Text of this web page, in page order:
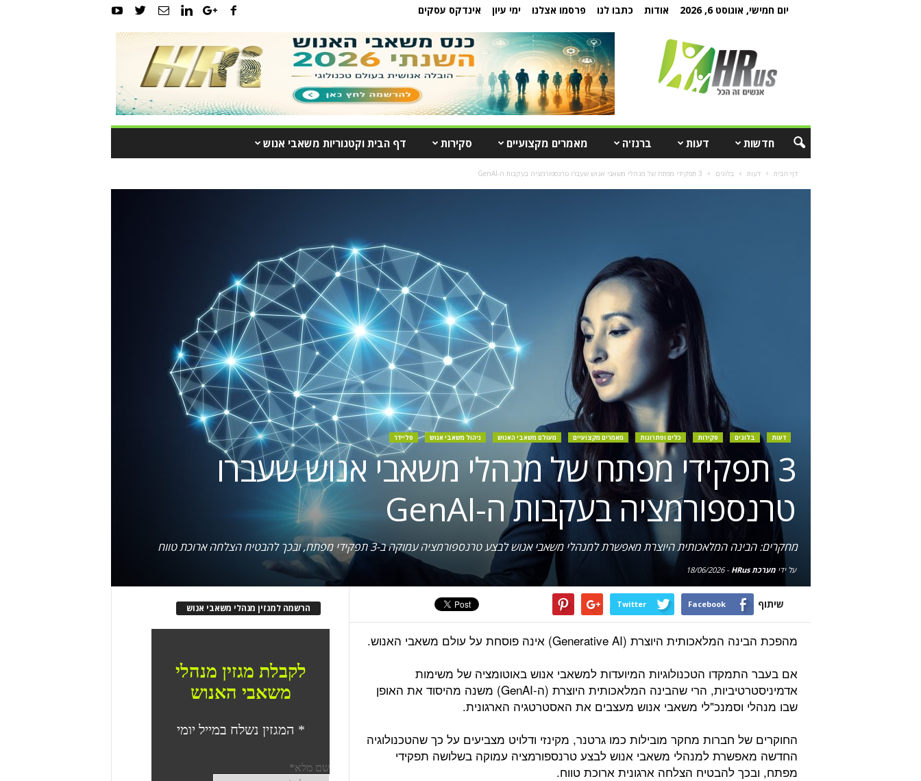
יום חמישי, אוגוסט 6, 2026 אודות כתבו לנו פרסמו אצלנו ימי עיון אינדקס עסקים
חדשות דעות ברנז'ה מאמרים מקצועיים סקירות דף הבית וקטגוריות משאבי אנוש
דף הבית דעות בלוגים 3 תפקידי מפתח של מנהלי משאבי אנוש שעברו טרנספורמציה בעקבות ה-GenAI
דעות בלוגים סקירות כלים ופתרונות מאמרים מקצועיים מעולם משאבי האנוש ניהול משאבי אנוש סליידר
3 תפקידי מפתח של מנהלי משאבי אנוש שעברו
טרנספורמציה בעקבות ה-GenAI
מחקרים: הבינה המלאכותית היוצרת מאפשרת למנהלי משאבי אנוש לבצע טרנספורמציה עמוקה ב-3 תפקידי מפתח, ובכך להבטיח הצלחה ארוכת טווח
על ידימערכת HRus -
18/06/2026
שיתוף Facebook
Twitter
מהפכת הבינה המלאכותית היוצרת (Generative AI) אינה פוסחת על עולם משאבי האנוש.
אם בעבר התמקדו הטכנולוגיות המיועדות למשאבי אנוש באוטומציה של משימות
אדמיניסטרטיביות, הרי שהבינה המלאכותית היוצרת (ה-GenAI) משנה מהיסוד את האופן
שבו מנהלי וסמנכ"לי משאבי אנוש מעצבים את האסטרטגיה הארגונית.
החוקרים של חברות מחקר מובילות כמו גרטנר, מקינזי ודלויט מצביעים על כך שהטכנולוגיה
החדשה מאפשרת למנהלי משאבי אנוש לבצע טרנספורמציה עמוקה בשלושה תפקידי
מפתח, ובכך להבטיח הצלחה ארגונית ארוכת טווח.
הרשמה למגזין מנהלי משאבי אנוש